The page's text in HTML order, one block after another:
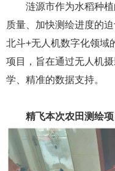
涟源市作为水稻种
质量、加快测绘进度的
北斗+无人机数字化领域
项目，旨在通过无人机
学、精准的数据支持。
精飞本次农田测绘